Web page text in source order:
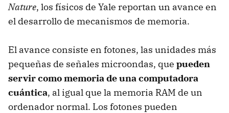
Nature, los físicos de Yale reportan un avance en
el desarrollo de mecanismos de memoria.
El avance consiste en fotones, las unidades más
pequeñas de señales microondas, que pueden
servir como memoria de una computadora
cuántica, al igual que la memoria RAM de un
ordenador normal. Los fotones pueden